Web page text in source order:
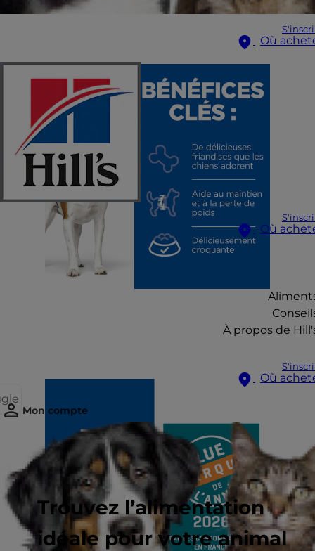
Où
Où
À propos de
Où
Mon compte
Trouvez l’alimentation
idéale pour votre animal